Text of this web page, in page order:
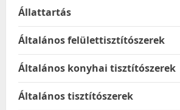
Állattartás
Általános felülettisztítószerek
Általános konyhai tisztítószerek
Általános tisztítószerek